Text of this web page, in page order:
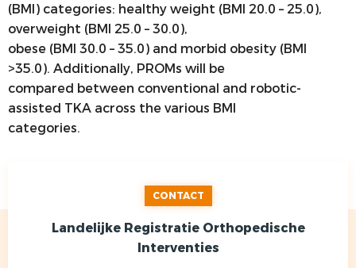
(BMI) categories: healthy weight (BMI 20.0 – 25.0),
overweight (BMI 25.0 – 30.0),
obese (BMI 30.0 – 35.0) and morbid obesity (BMI
>35.0). Additionally, PROMs will be
compared between conventional and robotic-
assisted TKA across the various BMI
categories.
CONTACT
Landelijke Registratie Orthopedische
Interventies